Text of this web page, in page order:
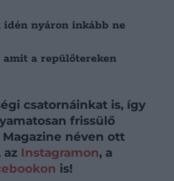
nyáron inkább ne
a repülőtereken
csatornáinkat is, így
frissülő
néven ott
az Instagramon, a
is!